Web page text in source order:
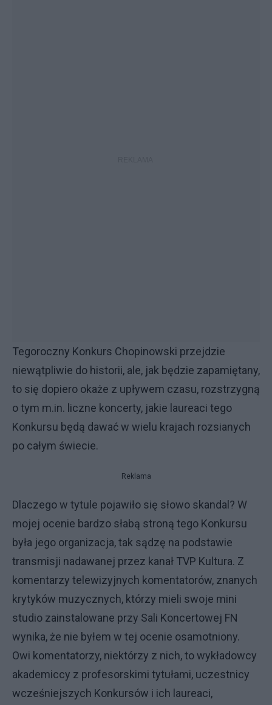
Tegoroczny Konkurs Chopinowski przejdzie
niewątpliwie do historii, ale, jak będzie zapamiętany,
to się dopiero okaże z upływem czasu, rozstrzygną
o tym m.in. liczne koncerty, jakie laureaci tego
Konkursu będą dawać w wielu krajach rozsianych
po całym świecie.
Reklama
Dlaczego w tytule pojawiło się słowo skandal? W
mojej ocenie bardzo słabą stroną tego Konkursu
była jego organizacja, tak sądzę na podstawie
transmisji nadawanej przez kanał TVP Kultura. Z
komentarzy telewizyjnych komentatorów, znanych
krytyków muzycznych, którzy mieli swoje mini
studio zainstalowane przy Sali Koncertowej FN
wynika, że nie byłem w tej ocenie osamotniony.
Owi komentatorzy, niektórzy z nich, to wykładowcy
akademiccy z profesorskimi tytułami, uczestnicy
wcześniejszych Konkursów i ich laureaci,